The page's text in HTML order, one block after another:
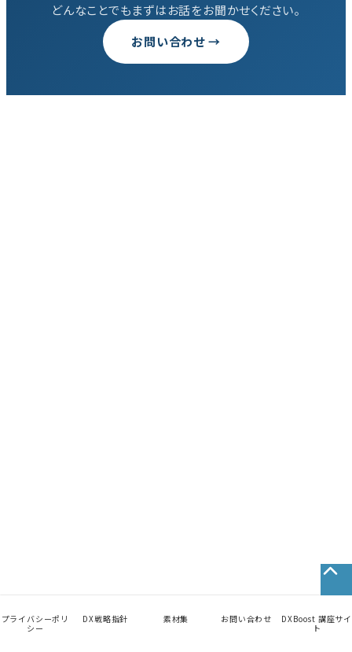
どんなことでもまずはお話をお聞かせください。
お問い合わせ →
プライバシーポリ
シー
DX戦略指針 素材集 お問い合わせ
DXBoost 講座サイ
ト